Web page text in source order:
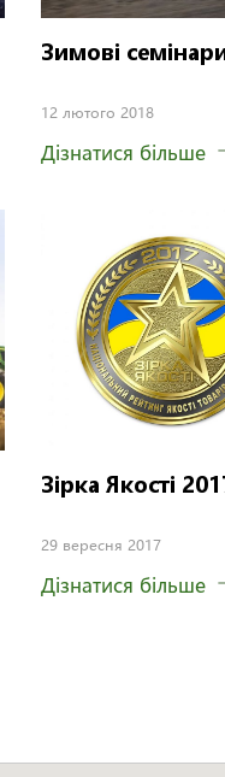
Зимові
12 лютого 2018
Дізнатися більше
Зірка Якості
29 вересня 2017
Дізнатися більше